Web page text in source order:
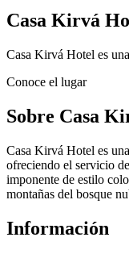
Casa Kirvá
Casa Kirvá Hotel es
Conoce el lugar
Sobre Casa
Casa Kirvá Hotel es
ofreciendo el servicio
imponente de estilo
montañas del bosque
Información